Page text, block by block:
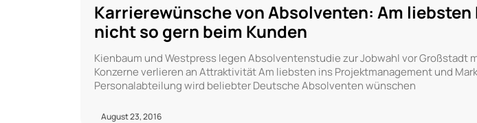
Karrierewünsche von Absolventen: Am
nicht so gern beim Kunden
Kienbaum und Westpress legen Absolventenstudie zur Jobwahl vor Großstadt
Konzerne verlieren an Attraktivität Am liebsten ins Projektmanagement und
Personalabteilung wird beliebter Deutsche Absolventen wünschen
August 23, 2016